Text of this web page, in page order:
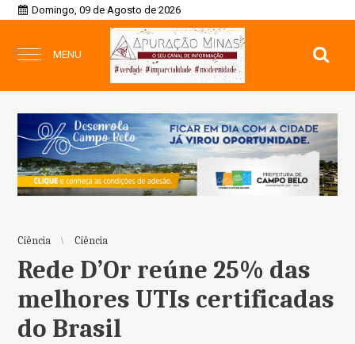
Domingo, 09 de Agosto de 2026
MENU
Ciência Ciência
Rede D’Or reúne 25% das
melhores UTIs certificadas
do Brasil